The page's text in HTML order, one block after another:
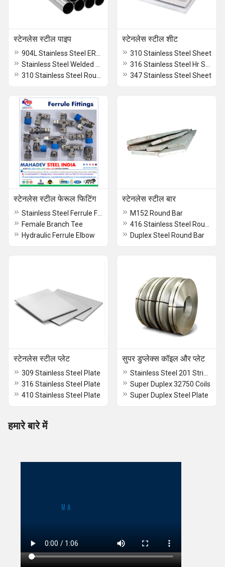
स्टेनलेस स्टील पाइप स्टेनलेस स्टील शीट
310 Stainless Steel Sheet
347 Stainless Steel Sheet
स्टेनलेस स्टील फेरूल फिटिंग
Female Branch Tee
Hydraulic Ferrule Elbow
स्टेनलेस स्टील बार
M152 Round Bar
Duplex Steel Round Bar
स्टेनलेस स्टील प्लेट
309 Stainless Steel Plate
316 Stainless Steel Plate
410 Stainless Steel Plate
सुपर डुप्लेक्स कॉइल और प्लेट
Super Duplex 32750 Coils
Super Duplex Steel Plate
हमारे बारे में